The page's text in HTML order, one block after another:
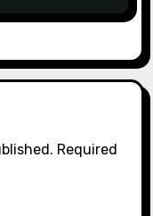
Required